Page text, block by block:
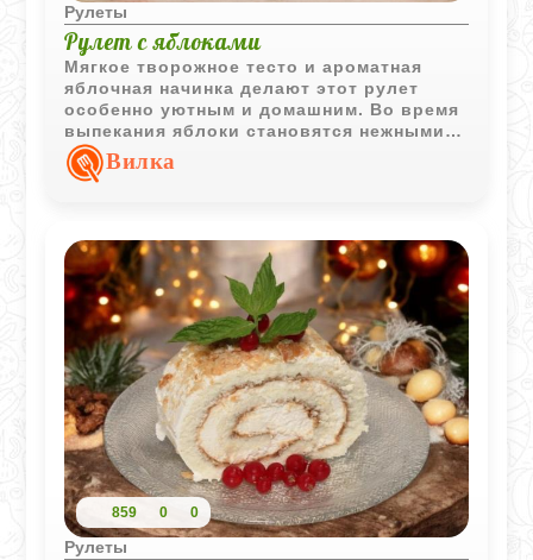
Рулеты
Рулет с яблоками
Мягкое творожное тесто и ароматная
яблочная начинка делают этот рулет
особенно уютным и домашним. Во время
выпекания яблоки становятся нежными, а
корочка приятно подрумянивается.
Вилка
859 0 0
Рулеты